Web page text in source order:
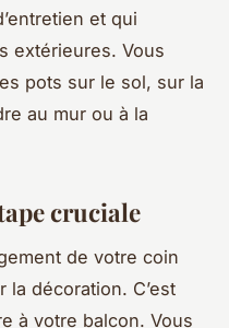
et qui
extérieures. Vous
pots sur le sol, sur la
au mur ou à la
cruciale
de votre coin
décoration. C’est
à votre balcon. Vous